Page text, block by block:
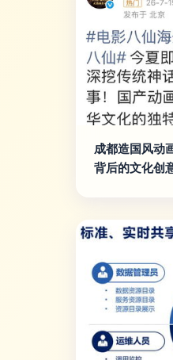
成都造国风动
背后的文化创